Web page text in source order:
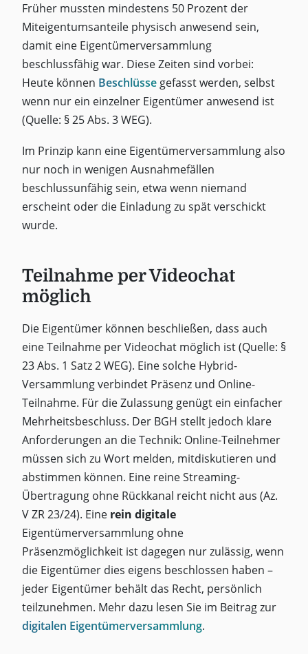
Früher mussten mindestens 50 Prozent der
Miteigentumsanteile physisch anwesend sein,
damit eine Eigentümerversammlung
beschlussfähig war. Diese Zeiten sind vorbei:
Heute können Beschlüssegefasst werden, selbst
wenn nur ein einzelner Eigentümer anwesend ist
(Quelle: § 25 Abs. 3 WEG).
Im Prinzip kann eine Eigentümerversammlung also
nur noch in wenigen Ausnahmefällen
beschlussunfähig sein, etwa wenn niemand
erscheint oder die Einladung zu spät verschickt
wurde.
Teilnahme per Videochat
möglich
Die Eigentümer können beschließen, dass auch
eine Teilnahme per Videochat möglich ist (Quelle: §
23 Abs. 1 Satz 2 WEG). Eine solche Hybrid-
Versammlung verbindet Präsenz und Online-
Teilnahme. Für die Zulassung genügt ein einfacher
Mehrheitsbeschluss. Der BGH stellt jedoch klare
Anforderungen an die Technik: Online-Teilnehmer
müssen sich zu Wort melden, mitdiskutieren und
abstimmen können. Eine reine Streaming-
Übertragung ohne Rückkanal reicht nicht aus (Az.
V ZR 23/24). Eine rein digitale
Eigentümerversammlung ohne
Präsenzmöglichkeit ist dagegen nur zulässig, wenn
die Eigentümer dies eigens beschlossen haben –
jeder Eigentümer behält das Recht, persönlich
teilzunehmen. Mehr dazu lesen Sie im Beitrag zur
digitalen Eigentümerversammlung.